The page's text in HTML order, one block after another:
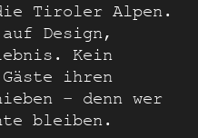
Tiroler Alpen.
Design,
Kein
ihren
– denn wer
bleiben.